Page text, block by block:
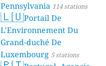
Pennsylvania 114 stations
🇱🇺Portail De
L'Environnement Du
Grand-duché De
Luxembourg 5 stations